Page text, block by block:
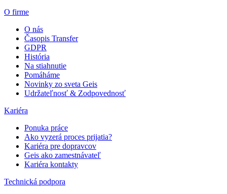
O firme
O nás
Časopis Transfer
GDPR
História
Na stiahnutie
Pomáháme
Novinky zo sveta Geis
Udržateľnosť & Zodpovednosť
Kariéra
Ponuka práce
Ako vyzerá proces prijatia?
Kariéra pre dopravcov
Geis ako zamestnávateľ
Kariéra kontakty
Technická podpora